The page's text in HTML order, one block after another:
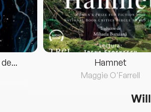
Hamnet
Maggie O'Farrell